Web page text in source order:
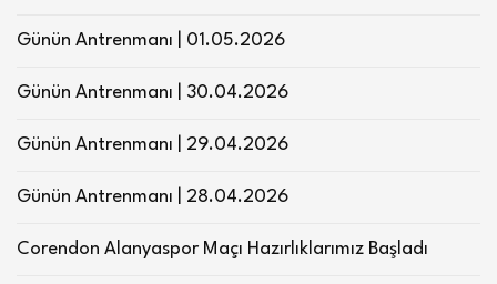
Günün Antrenmanı | 01.05.2026
Günün Antrenmanı | 30.04.2026
Günün Antrenmanı | 29.04.2026
Günün Antrenmanı | 28.04.2026
Corendon Alanyaspor Maçı Hazırlıklarımız Başladı